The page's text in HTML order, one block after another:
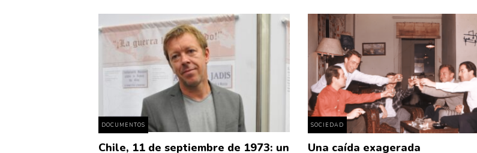
DOCUMENTOS
Chile, 11 de septiembre de 1973: un
SOCIEDAD
Una caída exagerada